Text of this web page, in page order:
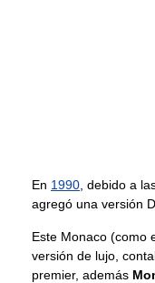
En 1990 , debido a
agregó una versión
Este Monaco (como
versión de lujo,
premier, además